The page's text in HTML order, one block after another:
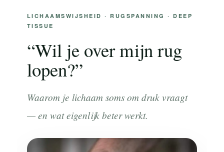
LICHAAMSWIJSHEID · RUGSPANNING · DEEP
TISSUE
“Wil je over mijn rug
lopen?”
Waarom je lichaam soms om druk vraagt
— en wat eigenlijk beter werkt.